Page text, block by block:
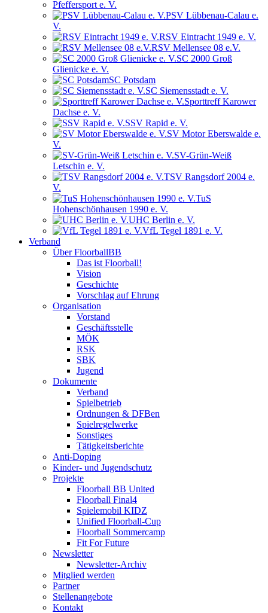
Pfeffersport e. V.
PSV Lübbenau-Calau e.
V.
RSV Eintracht 1949 e. V.
RSV Mellensee 08 e.V.
SC 2000 Groß
Glienicke e. V.
SC Potsdam
SC Siemensstadt e. V.
Sporttreff Karower
Dachse e. V.
SSV Rapid e. V.
SV Motor Eberswalde e.
V.
SV-Grün-Weiß
Letschin e. V.
TSV Rangsdorf 2004 e.
V.
TuS
Hohenschönhausen 1990 e. V.
UHC Berlin e. V.
VfL Tegel 1891 e. V.
Verband
Über FloorballBB
Das ist Floorball!
Vision
Geschichte
Vorschlag auf Ehrung
Organisation
Vorstand
Geschäftsstelle
MÖK
RSK
SBK
Jugend
Dokumente
Verband
Spielbetrieb
Ordnungen & DFBen
Spielregelwerke
Sonstiges
Tätigkeitsberichte
Anti-Doping
Kinder- und Jugendschutz
Projekte
Floorball BB United
Floorball Final4
Spielemobil KIDZ
Unified Floorball-Cup
Floorball Sommercamp
Fit For Future
Newsletter
Newsletter-Archiv
Mitglied werden
Partner
Stellenangebote
Kontakt